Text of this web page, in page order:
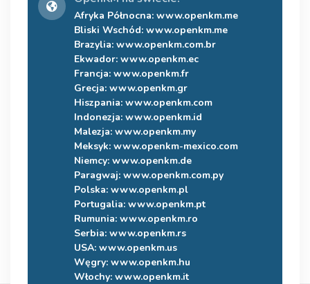
Afryka Północna: www.openkm.me
Bliski Wschód: www.openkm.me
Brazylia: www.openkm.com.br
Ekwador: www.openkm.ec
Francja: www.openkm.fr
Grecja: www.openkm.gr
Hiszpania: www.openkm.com
Indonezja: www.openkm.id
Malezja: www.openkm.my
Meksyk: www.openkm-mexico.com
Niemcy: www.openkm.de
Paragwaj: www.openkm.com.py
Polska: www.openkm.pl
Portugalia: www.openkm.pt
Rumunia: www.openkm.ro
Serbia: www.openkm.rs
USA: www.openkm.us
Węgry: www.openkm.hu
Włochy: www.openkm.it